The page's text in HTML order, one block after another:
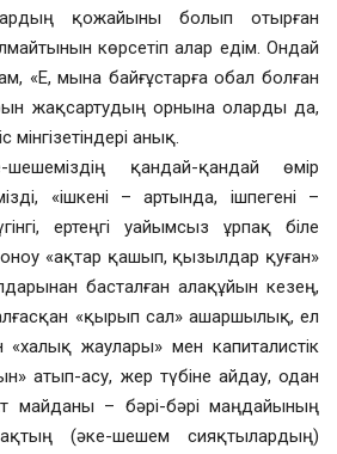
қожайыны болып отырған
көрсетіп алар едім. Ондай
«Е, мына байғұстарға обал болған
жақсартудың орнына оларды да,
мінгізетіндері анық.
шешеміздің қандай-қандай өмір
«ішкені – артында, ішпегені –
ертеңгі уайымсыз ұрпақ біле
«ақтар қашып, қызылдар қуған»
басталған алақұйын кезең,
«қырып сал» ашаршылық, ел
«халық жаулары» мен капиталистік
атып-асу, жер түбіне айдау, одан
майданы – бәрі-бәрі маңдайының
(әке-шешем сияқтылардың)